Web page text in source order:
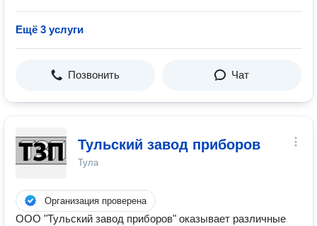
Ещё 3 услуги
Позвонить Чат
Тульский завод приборов
Тула
Организация проверена
ООО "Тульский завод приборов" оказывает различные